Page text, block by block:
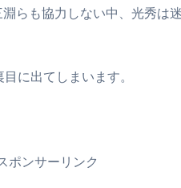
らも協力しない中、光秀は
に出てしまいます。
ポンサーリンク